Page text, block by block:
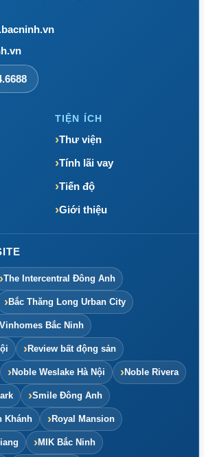
TIỆN ÍCH
Thư viện
Tính lãi vay
Tiến độ
Giới thiệu
The Intercentral Đông Anh
Bắc Thăng Long Urban City
Vinhomes Bắc Ninh
Review bất động sản
Noble Weslake Hà Nội Noble Rivera
Smile Đông Anh
Khánh Royal Mansion
MIK Bắc Ninh